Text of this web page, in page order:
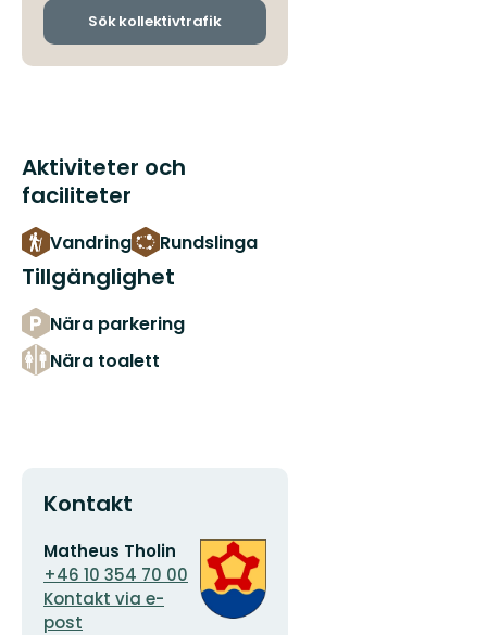
Sök kollektivtrafik
Aktiviteter och
faciliteter
Vandring Rundslinga
Tillgänglighet
Nära parkering
Nära toalett
Kontakt
E-
postadress
Matheus Tholin
+46 10 354 70 00
Kontakt via e-
post
Organisationens
logotyp